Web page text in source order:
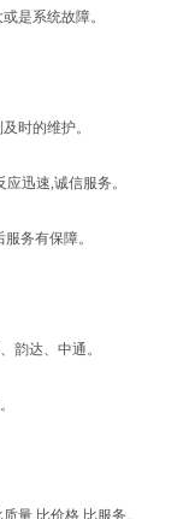
是系统故障。
时的维护。
迅速,诚信服务。
务有保障。
达、中通。
量,比价格,比服务。